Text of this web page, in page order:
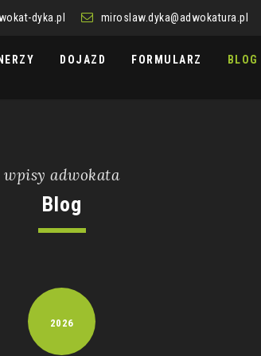
dyka.pl miroslaw.dyka@adwokatura.pl
DOJAZD FORMULARZ BLOG
wpisy adwokata
Blog
2026